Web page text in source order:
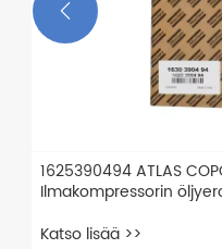
1625390494 ATLAS
Ilmakompressorin
Katso lisää >>
